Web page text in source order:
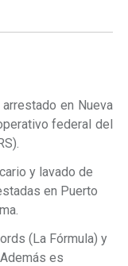
en Nueva
federal del
y lavado de
en Puerto
(La Fórmula) y
es